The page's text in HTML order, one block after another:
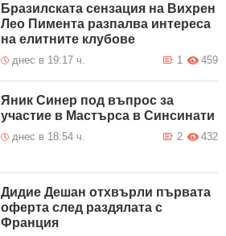
Бразилската сензация на Вихрен
Лео Пимента разпалва интереса
на елитните клубове
днес в 19:17 ч. 459
1
Яник Синер под въпрос за
участие в Мастърса в Синсинати
днес в 18:54 ч. 432
2
Дидие Дешан отхвърли първата
оферта след раздялата с
Франция